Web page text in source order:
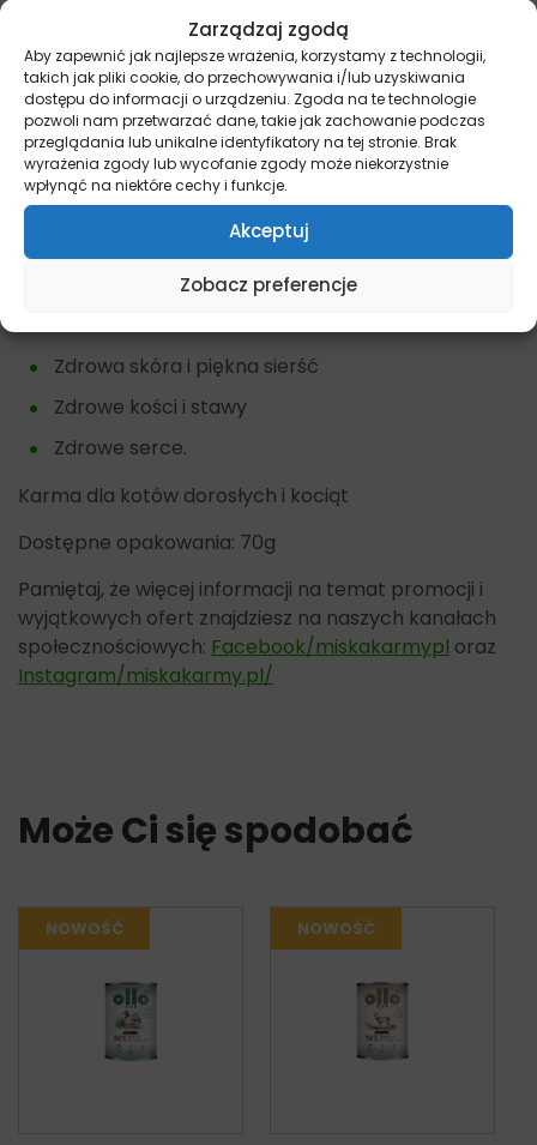
Zarządzaj zgodą
Aby zapewnić jak najlepsze wrażenia, korzystamy z technologii,
takich jak pliki cookie, do przechowywania i/lub uzyskiwania
dostępu do informacji o urządzeniu. Zgoda na te technologie
pozwoli nam przetwarzać dane, takie jak zachowanie podczas
przeglądania lub unikalne identyfikatory na tej stronie. Brak
wyrażenia zgody lub wycofanie zgody może niekorzystnie
wpłynąć na niektóre cechy i funkcje.
Akceptuj
Zobacz preferencje
Najważniejsze cechy karmy Fish4Cats
Tuńczyk z Łososiem
Brak sztucznych dodatków i konserwantów
Wysoka zawartość kwasów Omega 3
Bogata w pełnowartościowe białko.
Zalety karmy Fish4Cats Tuńczyk z
Zdrowa skóra i piękna sierść
Zdrowe kości i stawy
Zdrowe serce.
Karma dla kotów dorosłych i kociąt
Dostępne opakowania: 70g
Pamiętaj, że więcej informacji na temat promocji i
wyjątkowych ofert znajdziesz na naszych kanałach
społecznościowych: Facebook/miskakarmypl oraz
Instagram/miskakarmy.pl/
Może Ci się spodobać